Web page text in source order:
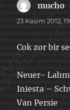
mucho
23 Kasım 2012,
Cok zor bir
Neuer-
Iniesta –
Van Persie